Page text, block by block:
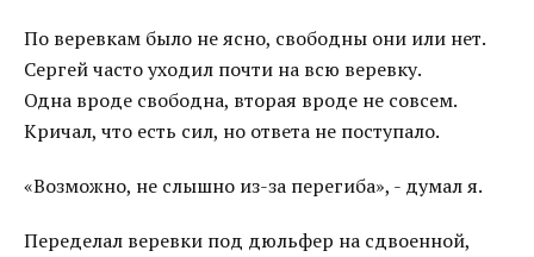
По веревкам было не ясно, свободны они или нет.
Сергей часто уходил почти на всю веревку.
Одна вроде свободна, вторая вроде не совсем.
Кричал, что есть сил, но ответа не поступало.
«Возможно, не слышно из-за перегиба», - думал я.
Переделал веревки под дюльфер на сдвоенной,